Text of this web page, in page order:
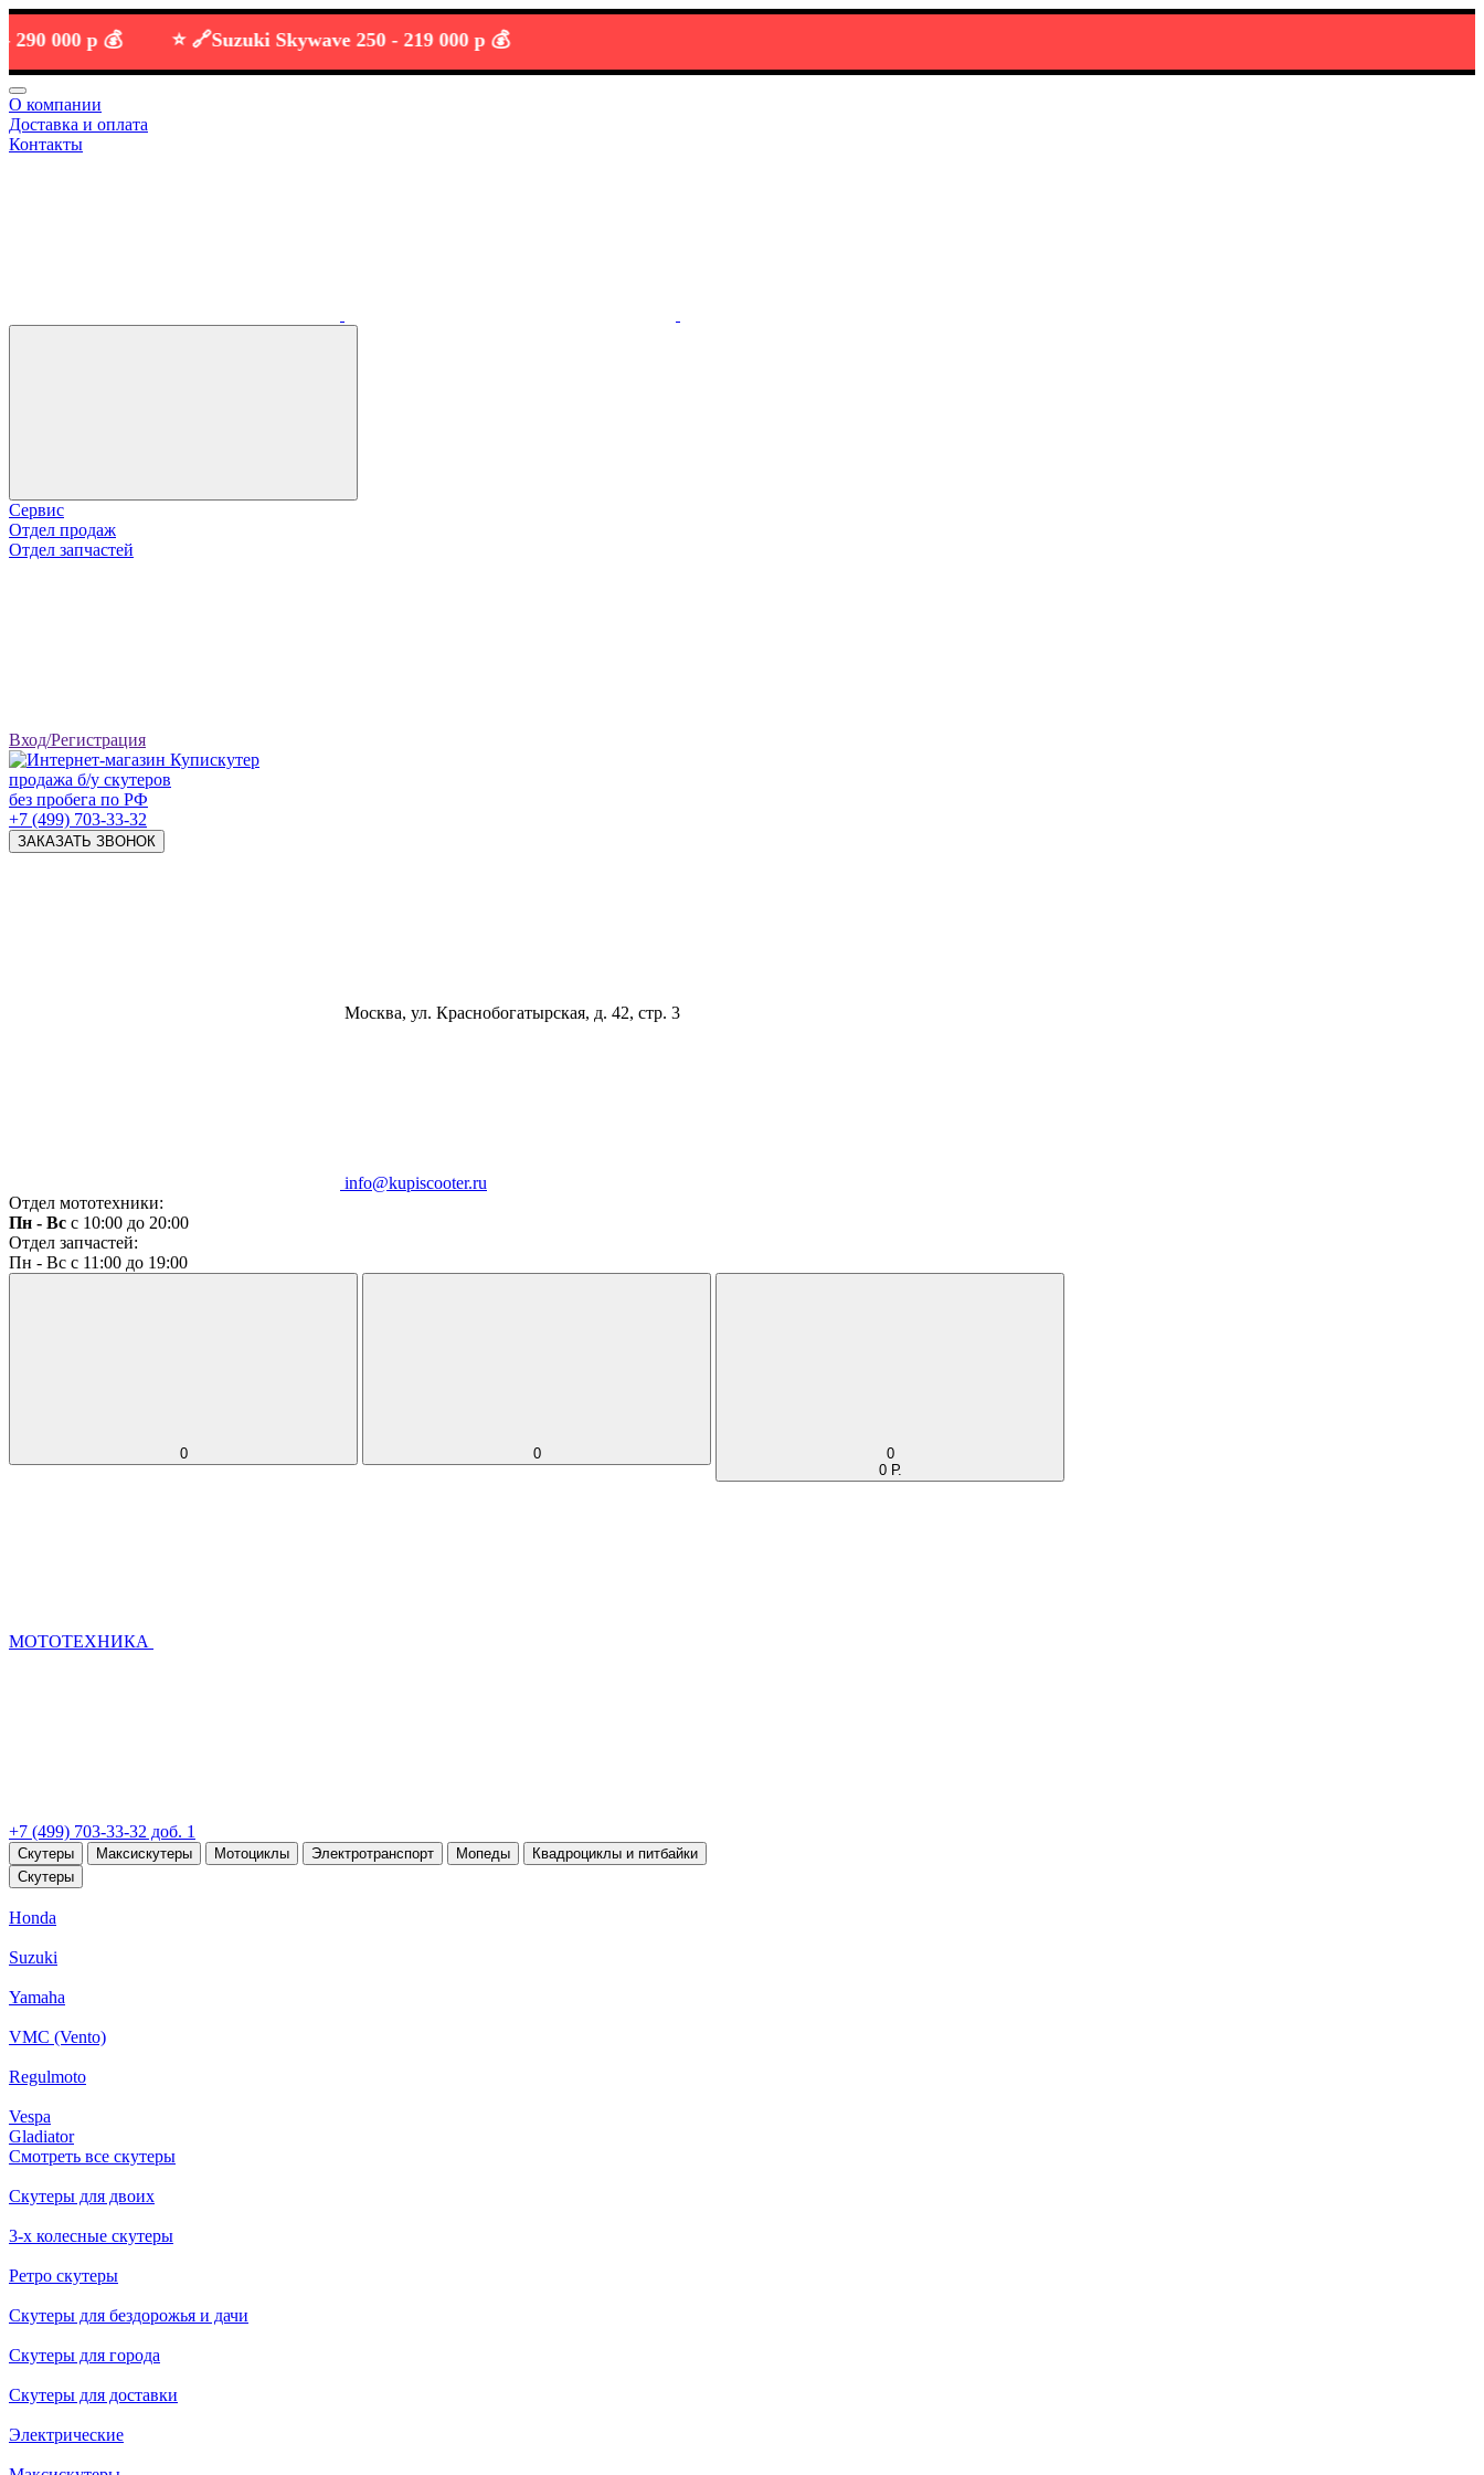
000 р 💰 Suzuki Skywave 250 -219 000 р 💰
О компании
Доставка и оплата
Контакты
Сервис
Отдел продаж
Отдел запчастей
Вход/Регистрация
продажа б/у скутеров
без пробега по РФ
+7 (499) 703-33-32
ЗАКАЗАТЬ ЗВОНОК
Москва, ул. Краснобогатырская, д. 42, стр. 3
info@kupiscooter.ru
Отдел мототехники:
Пн - Вс с 10:00 до 20:00
Отдел запчастей:
Пн - Вс с 11:00 до 19:00
0 0
0
0 Р.
МОТОТЕХНИКА
+7 (499) 703-33-32 доб. 1
Скутеры Максискутеры Мотоциклы Электротранспорт Мопеды
Квадроциклы и питбайки
Скутеры
Honda
Suzuki
Yamaha
VMC (Vento)
Regulmoto
Vespa
Gladiator
Смотреть все скутеры
Скутеры для двоих
3-х колесные скутеры
Ретро скутеры
Скутеры для бездорожья и дачи
Скутеры для города
Скутеры для доставки
Электрические